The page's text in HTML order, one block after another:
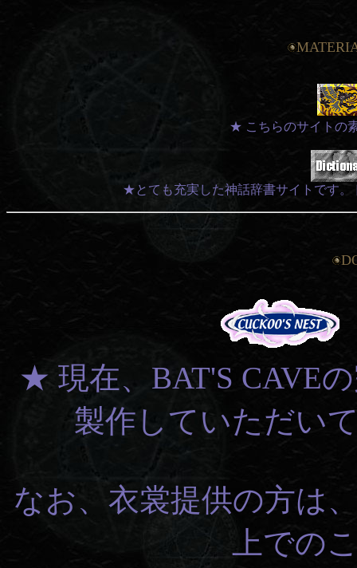
★ こちらのサイトの
★とても充実した神話辞書サイトです。
★ 現在、BAT'S CAVE
製作していただい
なお、衣裳提供の方は
上での